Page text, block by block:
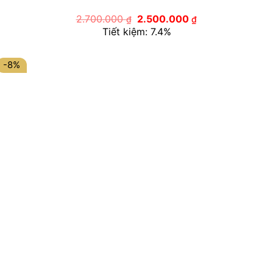
2.700.000₫
Giá
gốc
là:
2.500.000₫Giá
Tiết kiệm: 7.4%
-8%